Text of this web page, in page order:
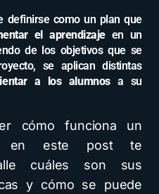
definirse como un plan que
el aprendizajeen un
de los objetivos que se
se aplican distintas
a los alumnosa su
cómo funciona un
en este post te
cuáles son sus
y cómo se puede